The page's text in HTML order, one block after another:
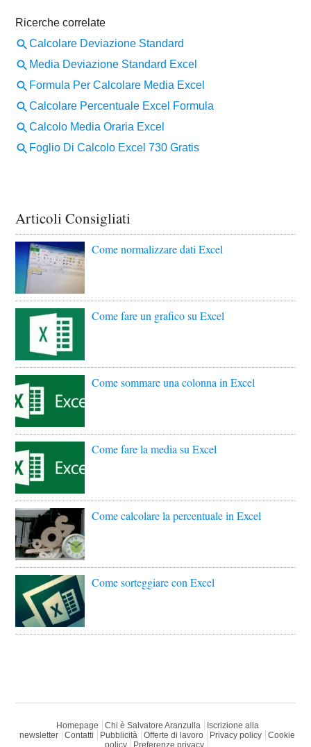
Articoli Consigliati
Come normalizzare dati Excel
Come fare un grafico su Excel
Come sommare una colonna in Excel
Come fare la media su Excel
Come calcolare la percentuale in Excel
Come sorteggiare con Excel
Homepage Chi è Salvatore Aranzulla
Iscrizione alla
newsletter
Contatti Pubblicità Offerte di lavoro Privacy policy
Cookie
policy
Preferenze privacy